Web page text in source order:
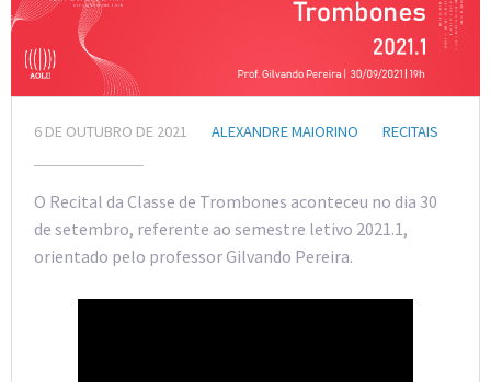
6 DE OUTUBRO DE 2021 ALEXANDRE MAIORINO RECITAIS
O Recital da Classe de Trombones aconteceu no dia 30
de setembro, referente ao semestre letivo 2021.1,
orientado pelo professor Gilvando Pereira.